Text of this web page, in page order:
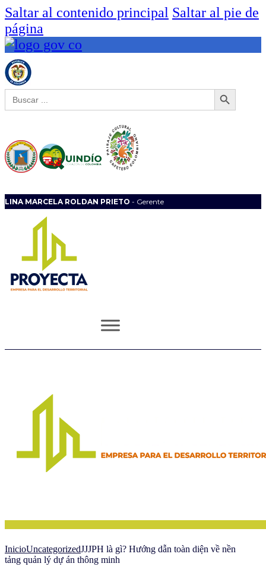
Saltar al contenido principal Saltar al pie de
página
Buscar: Botón de búsqueda
LINA MARCELA ROLDAN PRIETO - Gerente
InicioUncategorizedJJJPH là gì? Hướng dẫn toàn diện về nền
tảng quản lý dự án thông minh